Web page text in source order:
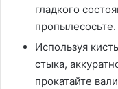
гладкого
пропылесосьте.
Используя
стыка,
прокатайте